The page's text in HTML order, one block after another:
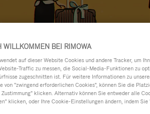
WILLKOMMEN BEI RIMOWA
auf dieser Website Cookies und andere Tracker, um
Traffic zu messen, die Social-Media-Funktionen zu
zugeschnitten ist. Für weitere Informationen zu
von "zwingend erforderlichen Cookies", können Sie die
klicken. Alternativ können Sie entweder alle
klicken, oder Ihre Cookie-Einstellungen ändern, indem